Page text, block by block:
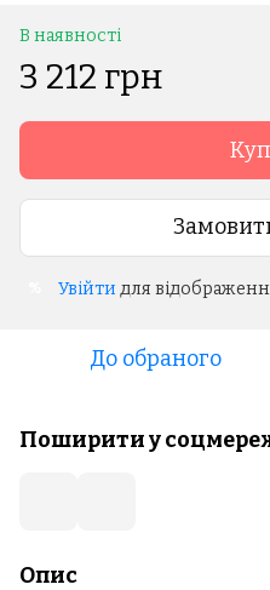
В наявності
3 212 грн
Увійти для
До обраного
Поширити у
Опис